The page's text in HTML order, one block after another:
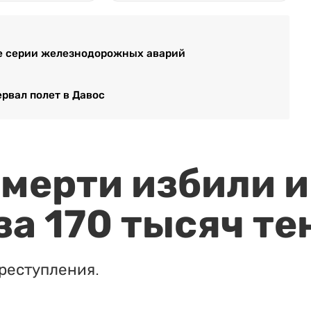
серии железнодорожных аварий
полет в Давос
избили
170 тысяч